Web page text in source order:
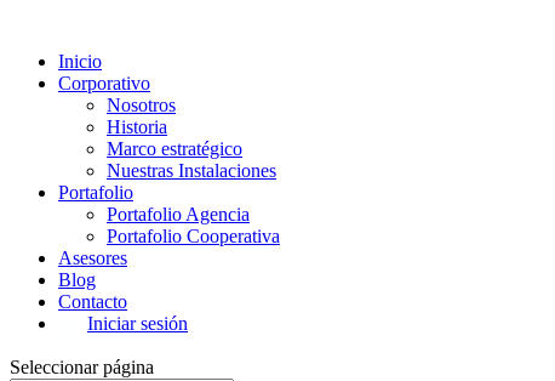
Inicio
Corporativo
Nosotros
Historia
Marco estratégico
Nuestras Instalaciones
Portafolio
Portafolio Agencia
Portafolio Cooperativa
Asesores
Blog
Contacto
Iniciar sesión
Seleccionar página